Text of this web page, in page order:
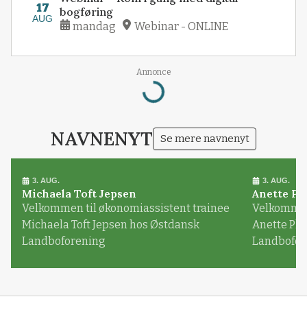
17
AUG
bogføring
mandag Webinar - ONLINE
Annonce
Loading...
NAVNENYT Se mere navnenyt
3. AUG.
Michaela Toft Jepsen
Velkommen til økonomiassistent trainee
Michaela Toft Jepsen hos Østdansk
Landboforening
3. AUG.
Anette
Anette